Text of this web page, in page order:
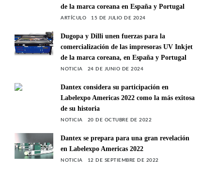
de la marca coreana en España y Portugal
ARTÍCULO 15 DE JULIO DE 2024
Dugopa y Dilli unen fuerzas para la
comercialización de las impresoras UV Inkjet
de la marca coreana, en España y Portugal
NOTICIA 24 DE JUNIO DE 2024
Dantex considera su participación en
Labelexpo Americas 2022 como la más exitosa
de su historia
NOTICIA 20 DE OCTUBRE DE 2022
Dantex se prepara para una gran revelación
en Labelexpo Americas 2022
NOTICIA 12 DE SEPTIEMBRE DE 2022